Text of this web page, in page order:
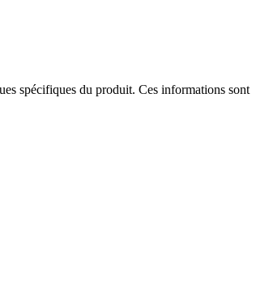
spécifiques du produit. Ces informations sont